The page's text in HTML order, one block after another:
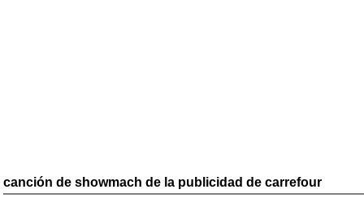
canción de showmach de la publicidad de carrefour